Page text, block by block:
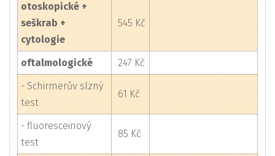
otoskopické +
seškrab +
cytologie
545 Kč
oftalmologické
247 Kč
- Schirmerův slzný
test
61 Kč
- fluoresceinový
test
85 Kč